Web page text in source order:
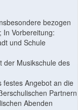
bezogen
Vorbereitung:
und Schule
der Musikschule des
festes Angebot an die
Partnern
Abenden